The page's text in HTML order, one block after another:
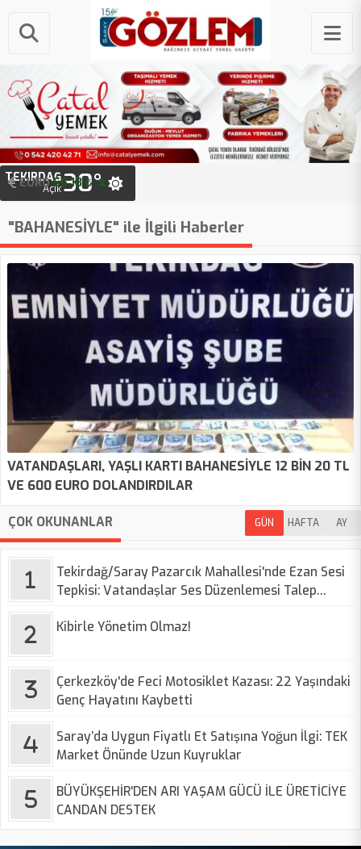
EURO 55.18 ₺
TEKIRDAĞ
Açık30°
"BAHANESİYLE" ile İlgili Haberler
VATANDAŞLARI, YAŞLI KARTI BAHANESİYLE 12 BİN 20 TL
VE 600 EURO DOLANDIRDILAR
ÇOK OKUNANLAR GÜN HAFTA AY
Tekirdağ/Saray Pazarcık Mahallesi'nde Ezan Sesi
Tepkisi: Vatandaşlar Ses Düzenlemesi Talep
Kibirle Yönetim Olmaz!
Çerkezköy'de Feci Motosiklet Kazası: 22 Yaşındaki
Genç Hayatını Kaybetti
Saray’da Uygun Fiyatlı Et Satışına Yoğun İlgi: TEK
Market Önünde Uzun Kuyruklar
BÜYÜKŞEHİR'DEN ARI YAŞAM GÜCÜ İLE ÜRETİCİYE
CANDAN DESTEK